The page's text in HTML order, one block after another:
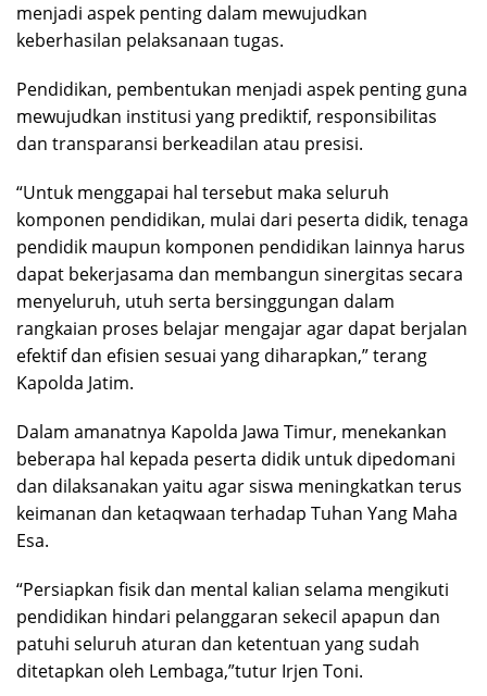
menjadi aspek penting dalam mewujudkan
keberhasilan pelaksanaan tugas.
Pendidikan, pembentukan menjadi aspek penting guna
mewujudkan institusi yang prediktif, responsibilitas
dan transparansi berkeadilan atau presisi.
“Untuk menggapai hal tersebut maka seluruh
komponen pendidikan, mulai dari peserta didik, tenaga
pendidik maupun komponen pendidikan lainnya harus
dapat bekerjasama dan membangun sinergitas secara
menyeluruh, utuh serta bersinggungan dalam
rangkaian proses belajar mengajar agar dapat berjalan
efektif dan efisien sesuai yang diharapkan,” terang
Kapolda Jatim.
Dalam amanatnya Kapolda Jawa Timur, menekankan
beberapa hal kepada peserta didik untuk dipedomani
dan dilaksanakan yaitu agar siswa meningkatkan terus
keimanan dan ketaqwaan terhadap Tuhan Yang Maha
Esa.
“Persiapkan fisik dan mental kalian selama mengikuti
pendidikan hindari pelanggaran sekecil apapun dan
patuhi seluruh aturan dan ketentuan yang sudah
ditetapkan oleh Lembaga,”tutur Irjen Toni.